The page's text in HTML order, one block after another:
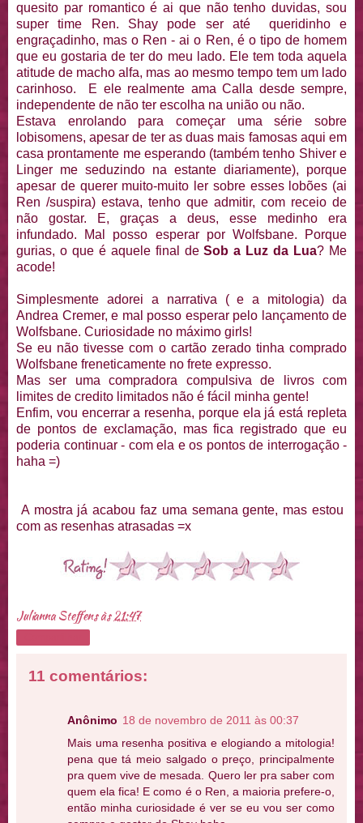
quesito par romantico é ai que não tenho duvidas, sou
super time Ren. Shay pode ser até queridinho e
engraçadinho, mas o Ren - ai o Ren, é o tipo de homem
que eu gostaria de ter do meu lado. Ele tem toda aquela
atitude de macho alfa, mas ao mesmo tempo tem um lado
carinhoso. E ele realmente ama Calla desde sempre,
independente de não ter escolha na união ou não.
Estava enrolando para começar uma série sobre
lobisomens, apesar de ter as duas mais famosas aqui em
casa prontamente me esperando (também tenho Shiver e
Linger me seduzindo na estante diariamente), porque
apesar de querer muito-muito ler sobre esses lobões (ai
Ren /suspira) estava, tenho que admitir, com receio de
não gostar. E, graças a deus, esse medinho era
infundado. Mal posso esperar por Wolfsbane. Porque
gurias, o que é aquele final deSob a Luz da Lua? Me
acode!
Simplesmente adorei a narrativa ( e a mitologia) da
Andrea Cremer, e mal posso esperar pelo lançamento de
Wolfsbane. Curiosidade no máximo girls!
Se eu não tivesse com o cartão zerado tinha comprado
Wolfsbane freneticamente no frete expresso.
Mas ser uma compradora compulsiva de livros com
limites de credito limitados não é fácil minha gente!
Enfim, vou encerrar a resenha, porque ela já está repleta
de pontos de exclamação, mas fica registrado que eu
poderia continuar - com ela e os pontos de interrogação -
haha =)
A mostra já acabou faz uma semana gente, mas estou
com as resenhas atrasadas =x
Julianna Steffensàs21:47
11 comentários:
Anônimo 18 de novembro de 2011 às 00:37
Mais uma resenha positiva e elogiando a mitologia!
pena que tá meio salgado o preço, principalmente
pra quem vive de mesada. Quero ler pra saber com
quem ela fica! E como é o Ren, a maioria prefere-o,
então minha curiosidade é ver se eu vou ser como